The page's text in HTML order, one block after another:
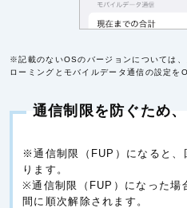
※記載のないOSのバージョンについては
ローミングとモバイルデータ通信の設定を
通信制限を防ぐため
※通信制限（FUP）になると、
ります。
※通信制限（FUP）になった場
間に順次解除されます。